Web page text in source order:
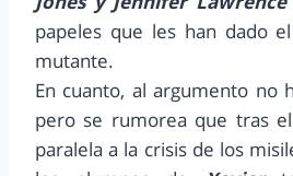
papeles que les han dado
mutante.
En cuanto, al argumento no
pero se rumorea que tras
paralela a la crisis de los